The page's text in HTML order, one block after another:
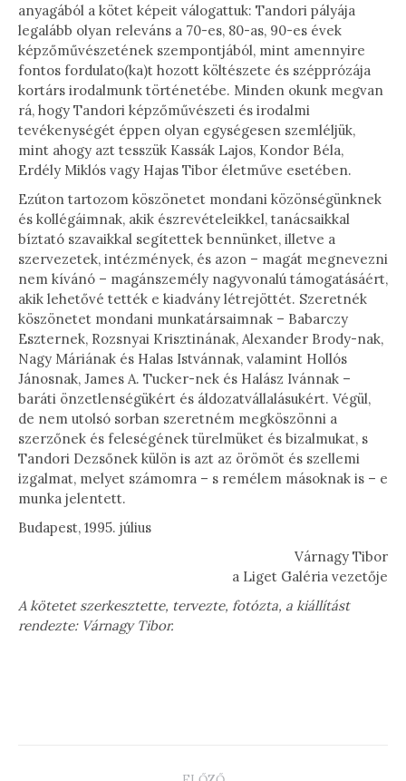
anyagából a kötet képeit válogattuk: Tandori pályája
legalább olyan releváns a 70-es, 80-as, 90-es évek
képzőművészetének szempontjából, mint amennyire
fontos fordulato(ka)t hozott költészete és szépprózája
kortárs irodalmunk történetébe. Minden okunk megvan
rá, hogy Tandori képzőművészeti és irodalmi
tevékenységét éppen olyan egységesen szemléljük,
mint ahogy azt tesszük Kassák Lajos, Kondor Béla,
Erdély Miklós vagy Hajas Tibor életműve esetében.
Ezúton tartozom köszönetet mondani közönségünknek
és kollégáimnak, akik észrevételeikkel, tanácsaikkal
bíztató szavaikkal segítettek bennünket, illetve a
szervezetek, intézmények, és azon – magát megnevezni
nem kívánó – magánszemély nagyvonalú támogatásáért,
akik lehetővé tették e kiadvány létrejöttét. Szeretnék
köszönetet mondani munkatársaimnak – Babarczy
Eszternek, Rozsnyai Krisztinának, Alexander Brody-nak,
Nagy Máriának és Halas Istvánnak, valamint Hollós
Jánosnak, James A. Tucker-nek és Halász Ivánnak –
baráti önzetlenségükért és áldozatvállalásukért. Végül,
de nem utolsó sorban szeretném megköszönni a
szerzőnek és feleségének türelmüket és bizalmukat, s
Tandori Dezsőnek külön is azt az örömöt és szellemi
izgalmat, melyet számomra – s remélem másoknak is – e
munka jelentett.
Budapest, 1995. július
Várnagy Tibor
a Liget Galéria vezetője
A kötetet szerkesztette, tervezte, fotózta, a kiállítást
rendezte: Várnagy Tibor.
PROJECT